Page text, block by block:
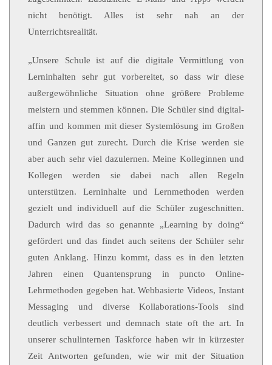
nicht benötigt. Alles ist sehr nah an der
Unterrichtsrealität.
„Unsere Schule ist auf die digitale Vermittlung von
Lerninhalten sehr gut vorbereitet, so dass wir diese
außergewöhnliche Situation ohne größere Probleme
meistern und stemmen können. Die Schüler sind digital-
affin und kommen mit dieser Systemlösung im Großen
und Ganzen gut zurecht. Durch die Krise werden sie
aber auch sehr viel dazulernen. Meine Kolleginnen und
Kollegen werden sie dabei nach allen Regeln
unterstützen. Lerninhalte und Lernmethoden werden
gezielt und individuell auf die Schüler zugeschnitten.
Dadurch wird das so genannte „Learning by doing“
gefördert und das findet auch seitens der Schüler sehr
guten Anklang. Hinzu kommt, dass es in den letzten
Jahren einen Quantensprung in puncto Online-
Lehrmethoden gegeben hat. Webbasierte Videos, Instant
Messaging und diverse Kollaborations-Tools sind
deutlich verbessert und demnach state oft the art. In
unserer schulinternen Taskforce haben wir in kürzester
Zeit Antworten gefunden, wie wir mit der Situation